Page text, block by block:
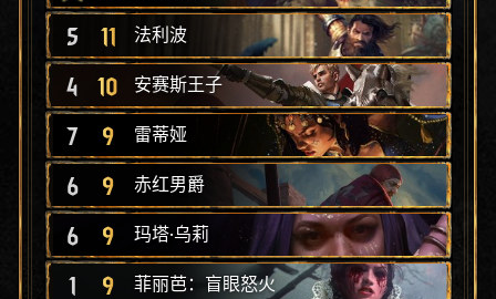
5 11 法利波
4 10 安赛斯王子
7 9 雷蒂娅
6 9 赤红男爵
6 9 玛塔·乌莉
1 9 菲丽芭：盲眼怒火